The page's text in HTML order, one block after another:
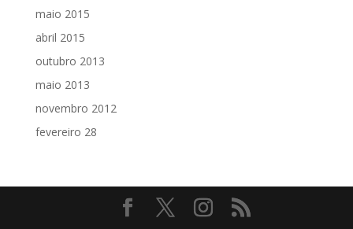
maio 2015
abril 2015
outubro 2013
maio 2013
novembro 2012
fevereiro 28